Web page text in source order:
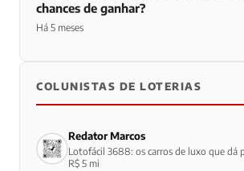
chances de ganhar?
Há 5 meses
COLUNISTAS DE LOTERIAS
Redator Marcos
Lotofácil 3688: os carros de luxo que dá
R$ 5 mi